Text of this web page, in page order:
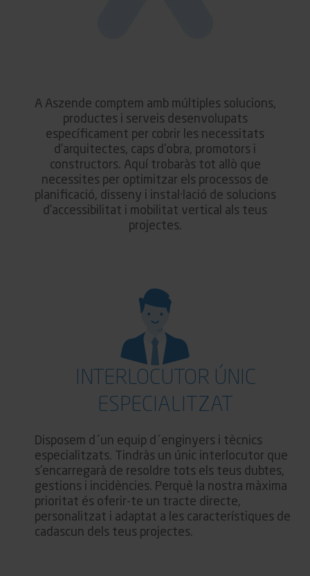
A Aszende comptem amb múltiples solucions,
productes i serveis desenvolupats
específicament per cobrir les necessitats
d’arquitectes, caps d’obra, promotors i
constructors. Aquí trobaràs tot allò que
necessites per optimitzar els processos de
planificació, disseny i instal·lació de solucions
d’accessibilitat i mobilitat vertical als teus
projectes.
INTERLOCUTOR ÚNIC
ESPECIALITZAT
Disposem d´un equip d´enginyers i tècnics
especialitzats. Tindràs un únic interlocutor que
s’encarregarà de resoldre tots els teus dubtes,
gestions i incidències. Perquè la nostra màxima
prioritat és oferir-te un tracte directe,
personalitzat i adaptat a les característiques de
cadascun dels teus projectes.